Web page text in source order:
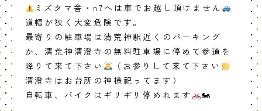
ミズタマ舎・n7へは車でお越し頂けません
道幅が狭く大変危険です。
最寄りの駐車場は清荒神駅近くのパーキング
か、清荒神清澄寺の無料駐車場に停めて参道を
降りて来て下さい
（お参りして来て下さい
清澄寺はお台所の神様祀ってます）
自転車、バイクはギリギリ停めれます
🏍